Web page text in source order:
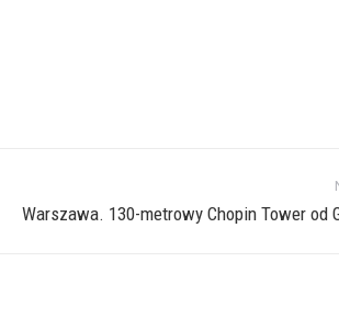
Warszawa. 130-metrowy Chopin Tower od